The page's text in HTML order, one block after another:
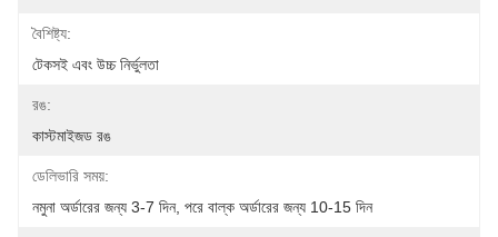
বৈশিষ্ট্য:
টেকসই এবং উচ্চ নির্ভুলতা
রঙ:
কাস্টমাইজড রঙ
ডেলিভারি সময়:
নমুনা অর্ডারের জন্য 3-7 দিন, পরে বাল্ক অর্ডারের জন্য 10-15 দিন